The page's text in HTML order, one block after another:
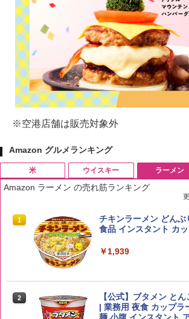
※空港店舗は販売対象外
Amazon グルメランキング
米
1 by Amazon 国産ブレ
2
新潟ケンベイ【精米】
らめき 5kg 令和7年産
ウイスキー
1
ブラックニッカ ニッ
ー4000ml ブラックニッ
お得 4リットル
角瓶 2700ml サントリ
ラーメン
Amazon ラーメン の売れ筋ランキング
1
チキンラーメン どん
食品 インスタント カ
￥1,939
2
【公式】ブタメン と
| 業務用 夜食 カップラ